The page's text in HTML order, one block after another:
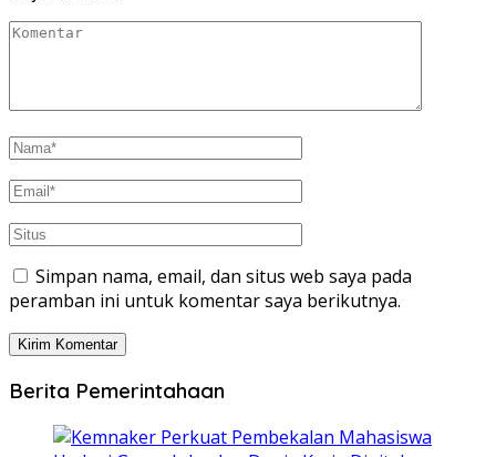
Simpan nama, email, dan situs web saya pada
peramban ini untuk komentar saya berikutnya.
Berita Pemerintahaan